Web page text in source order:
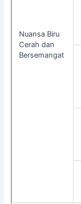
Nuansa Biru
Cerah dan
Bersemangat